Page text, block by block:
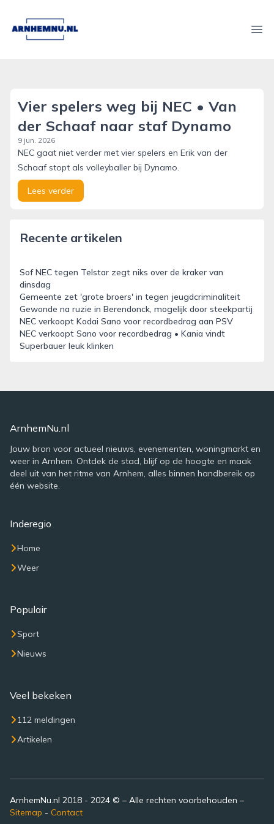
arnhemnu.nl
Vier spelers weg bij NEC • Van
der Schaaf naar staf Dynamo
9 jun. 2026
NEC gaat niet verder met vier spelers en Erik van der
Schaaf stopt als volleyballer bij Dynamo.
Lees verder
Recente artikelen
Sof NEC tegen Telstar zegt niks over de kraker van
dinsdag
Gemeente zet 'grote broers' in tegen jeugdcriminaliteit
Gewonde na ruzie in Berendonck, mogelijk door steekpartij
NEC verkoopt Kodai Sano voor recordbedrag aan PSV
NEC verkoopt Sano voor recordbedrag • Kania vindt
Superbauer leuk klinken
ArnhemNu.nl
Jouw bron voor actueel nieuws, evenementen, woningmarkt en
weer in Arnhem. Ontdek de stad, blijf op de hoogte en maak
deel uit van het ritme van Arnhem, alles binnen handbereik op
één website.
Inderegio
Home
Weer
Populair
Sport
Nieuws
Veel bekeken
112 meldingen
Artikelen
ArnhemNu.nl 2018 - 2024 © – Alle rechten voorbehouden –
Sitemap - Contact